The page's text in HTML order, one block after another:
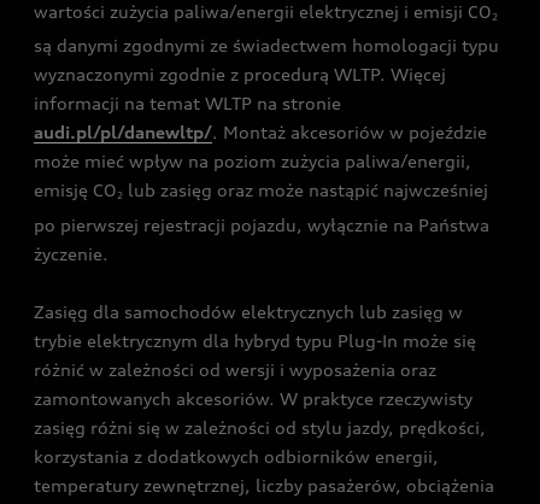
wartości zużycia paliwa/energii elektrycznej i emisji CO2
są danymi zgodnymi ze świadectwem homologacji typu
wyznaczonymi zgodnie z procedurą WLTP. Więcej
informacji na temat WLTP na stronie
audi.pl/pl/danewltp/. Montaż akcesoriów w pojeździe
może mieć wpływ na poziom zużycia paliwa/energii,
emisję CO2 lub zasięg oraz może nastąpić najwcześniej
po pierwszej rejestracji pojazdu, wyłącznie na Państwa
życzenie.
Zasięg dla samochodów elektrycznych lub zasięg w
trybie elektrycznym dla hybryd typu Plug-In może się
różnić w zależności od wersji i wyposażenia oraz
zamontowanych akcesoriów. W praktyce rzeczywisty
zasięg różni się w zależności od stylu jazdy, prędkości,
korzystania z dodatkowych odbiorników energii,
temperatury zewnętrznej, liczby pasażerów, obciążenia